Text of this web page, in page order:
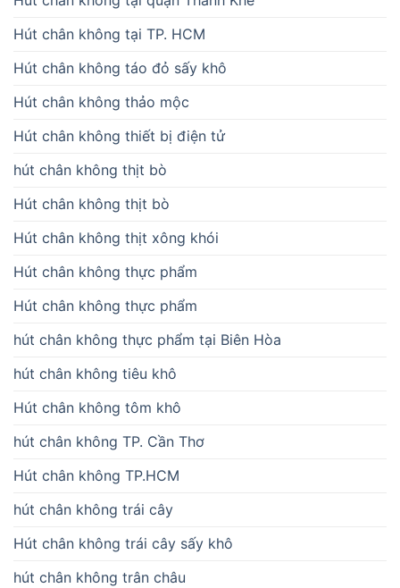
Hút chân không tại TP. HCM
Hút chân không táo đỏ sấy khô
Hút chân không thảo mộc
Hút chân không thiết bị điện tử
hút chân không thịt bò
Hút chân không thịt bò
Hút chân không thịt xông khói
Hút chân không thực phẩm
Hút chân không thực phẩm
hút chân không thực phẩm tại Biên Hòa
hút chân không tiêu khô
Hút chân không tôm khô
hút chân không TP. Cần Thơ
Hút chân không TP.HCM
hút chân không trái cây
Hút chân không trái cây sấy khô
hút chân không trân châu